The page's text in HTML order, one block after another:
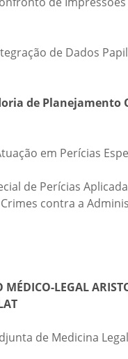
de Dados
de Planejamento
em Perícias
de Perícias
contra a
MÉDICO-LEGAL
de Medicina Legal